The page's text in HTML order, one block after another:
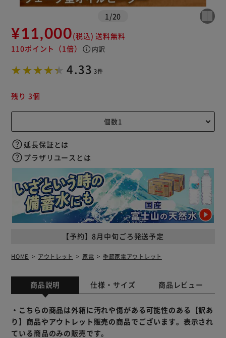
1 /20
¥11,000(税込) 送料無料
110ポイント （1倍） info 内訳
4.33 3件
【予約】8月中旬ごろ発送予定
残り 3個
延長保証とは
プラザリユースとは
HOME アウトレット 家電 季節家電アウトレット
商品説明 仕様・サイズ 商品レビュー
・こちらの商品は外箱に汚れや傷がある可能性のある【訳あ
り】商品やアウトレット販売の商品でございます。表示され
ている商品のみの販売です。